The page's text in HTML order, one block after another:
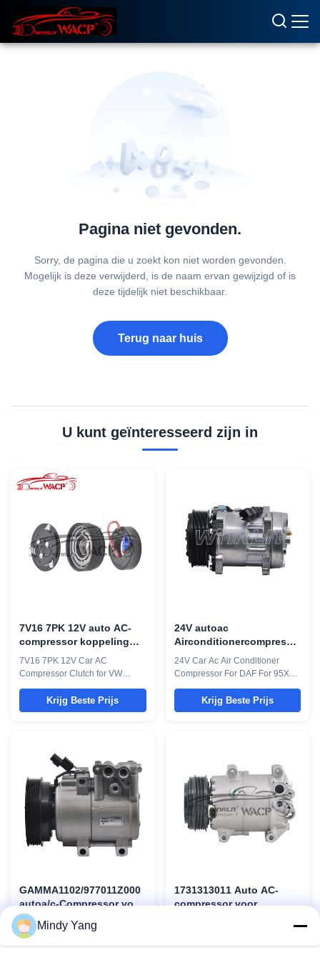
Pagina niet gevonden.
Sorry, de pagina die u zoekt kon niet worden gevonden.
Mogelijk is deze verwijderd, is de naam ervan gewijzigd of is
deze tijdelijk niet beschikbaar.
Terug naar huis
U kunt geïnteresseerd zijn in
7V16 7PK 12V auto AC-
compressor koppeling
voor VW Crafter voor
TransporterT4 voor Ford
7V16 7PK 12V Car AC
Compressor Clutch for VW
Crafter for TransporterT4 for
Ford Galaxy 2.8 CLVW065
Parameter : Model Number
Conditioning Compressor
Clutch Model year 1995-2000
Type 7V16 7PK 115MM Product
Pictures
Krijg Beste Prijs
24V autoac
Airconditionercompressor
voor DAF For 95XF voor
het CF 7H15 1997-2013
24V Car Ac Air Conditioner
Compressor For DAF For 95XF
For CF 7H15 1997-2013
Parameter : Model Number
WXTK211 Car Model For DAF
1864124/51779707016/
Product Picture: Why choose us:
We have ...
Krijg Beste Prijs
GAMMA1102/977011Z000
autoa/c-Compressor voor
Hyundai Elantra1.6 HS15
6PK
GAMMA1102/977011Z000 Auto
A/C Compressor For Hyundai
Elantra1.6 HS15 6PK Model
1731313011 Auto AC-
compressor voor
Tivoli XLV 1.6 WXDW018
Mindy Yang